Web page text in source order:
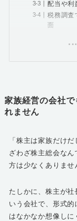
配当や利
税務調査
面
家族経営の会社
れません
「株主は家族だけ
ざわざ株主総会な
方は少なくありませ
たしかに、株主が
いう会社で、形式
はなかなか想像しに